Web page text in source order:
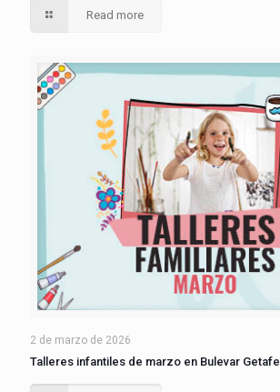
Read more
2 de marzo de 2026
Talleres infantiles de marzo en Bulevar Getafe